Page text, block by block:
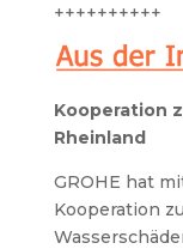
++++++++++
Kooperation
Rheinland
GROHE hat
Kooperation